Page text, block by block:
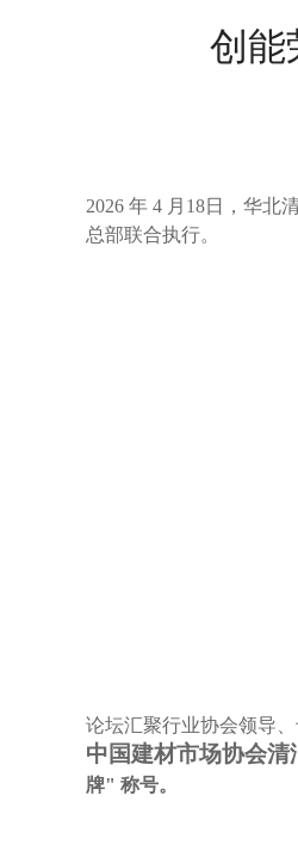
创能
2026 年 4 月18日，华
总部联合执行。
论坛汇聚行业协会领导
中国建材市场协会
牌" 称号。